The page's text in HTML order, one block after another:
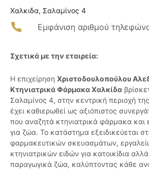
Χαλκιδα, Σαλαμίνος 4
Εμφάνιση αριθμού
Σχετικά με την εταιρεία:
Η επιχείρηση Χριστοδουλοπούλου
Κτηνιατρικά Φάρμακα Χαλκίδα
Σαλαμίνος 4, στην κεντρική περιοχή
έχει καθιερωθεί ως αξιόπιστος
που αναζητά κτηνιατρικά φάρμακα και
για ζώα. Το κατάστημα εξειδικεύεται
φαρμακευτικών σκευασμάτων,
κτηνιατρικών ειδών για κατοικίδια
παραγωγικά ζώα, καλύπτοντας κάθε